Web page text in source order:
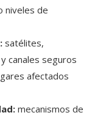
niveles de
satélites,
canales seguros
afectados
mecanismos de